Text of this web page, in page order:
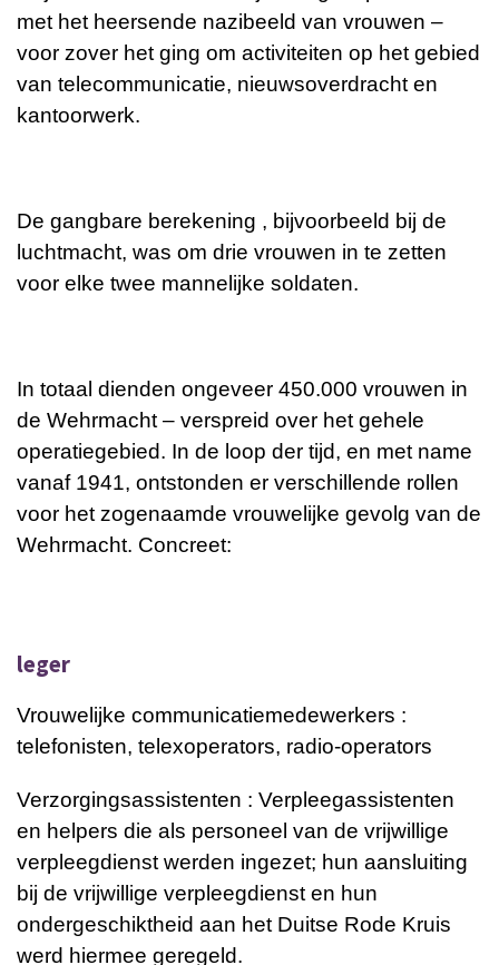
met het heersende nazibeeld van vrouwen –
voor zover het ging om activiteiten op het gebied
van telecommunicatie, nieuwsoverdracht en
kantoorwerk.
De gangbare berekening , bijvoorbeeld bij de
luchtmacht, was om drie vrouwen in te zetten
voor elke twee mannelijke soldaten.
In totaal dienden ongeveer 450.000 vrouwen in
de Wehrmacht – verspreid over het gehele
operatiegebied. In de loop der tijd, en met name
vanaf 1941, ontstonden er verschillende rollen
voor het zogenaamde vrouwelijke gevolg van de
Wehrmacht. Concreet:
leger
Vrouwelijke communicatiemedewerkers :
telefonisten, telexoperators, radio-operators
Verzorgingsassistenten : Verpleegassistenten
en helpers die als personeel van de vrijwillige
verpleegdienst werden ingezet; hun aansluiting
bij de vrijwillige verpleegdienst en hun
ondergeschiktheid aan het Duitse Rode Kruis
werd hiermee geregeld.